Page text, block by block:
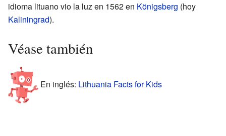
idioma lituano vio la luz en 1562 en Königsberg (hoy
Kaliningrad).
Véase también
En inglés: Lithuania Facts for Kids